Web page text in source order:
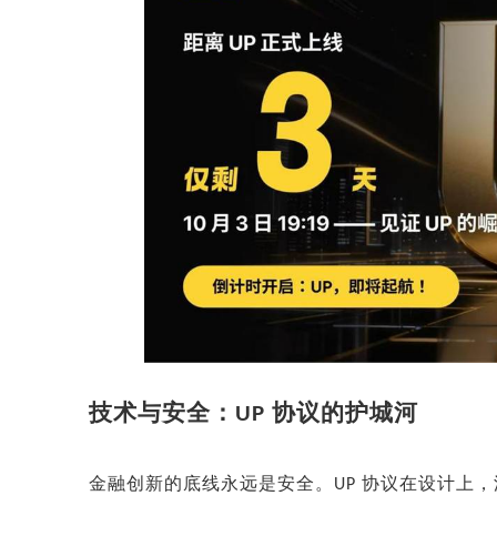
技术与安全： UP 协议的护城河
金融创新的底线永远是安全。 UP 协议在设计上